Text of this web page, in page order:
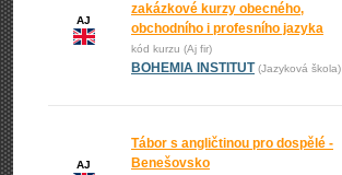
AJ
zakázkové kurzy obecného,
obchodního i profesního jazyka
kód kurzu (Aj fir)
BOHEMIA INSTITUT (Jazyková škola)
AJ
Tábor s angličtinou pro dospělé -
Benešovsko